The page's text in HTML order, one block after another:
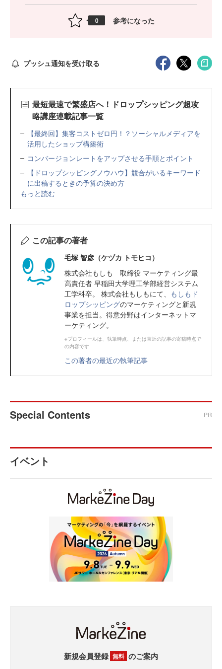
0 参考になった
プッシュ通知を受け取る
最短最速で繁盛店へ！ドロップシッピング超攻
略講座連載記事一覧
【最終回】集客コストゼロ円！？ソーシャルメディアを
活用したショップ構築術
コンバージョンレートをアップさせる手順とポイント
【ドロップシッピングノウハウ】競合がいるキーワード
に出稿するときの予算の決め方
もっと読む
この記事の著者
毛塚 智彦（ケヅカ トモヒコ）
株式会社もしも 取締役 マーケティング最
高責任者 早稲田大学理工学部経営システム
工学科卒。 株式会社もしもにて、 もしもド
ロップシッピングのマーケティングと新規
事業を担当。得意分野はインターネットマ
ーケティング。
※プロフィールは、執筆時点、または直近の記事の寄稿時点で
の内容です
この著者の最近の執筆記事
Special Contents PR
イベント
新規会員登録 無料 のご案内